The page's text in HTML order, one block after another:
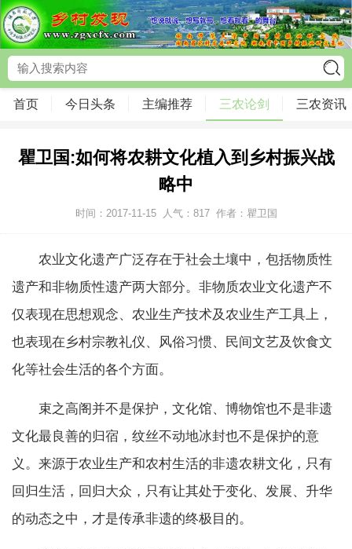
首页 今日头条 主编推荐 三农论剑 三农资讯
瞿卫国:如何将农耕文化植入到乡村振兴战
略中
时间：2017-11-15 人气： 817 作者：瞿卫国
农业文化遗产广泛存在于社会土壤中，包括物质性
遗产和非物质性遗产两大部分。非物质农业文化遗产不
仅表现在思想观念、农业生产技术及农业生产工具上，
也表现在乡村宗教礼仪、风俗习惯、民间文艺及饮食文
化等社会生活的各个方面。
束之高阁并不是保护，文化馆、博物馆也不是非遗
文化最良善的归宿，纹丝不动地冰封也不是保护的意
义。来源于农业生产和农村生活的非遗农耕文化，只有
回归生活，回归大众，只有让其处于变化、发展、升华
的动态之中，才是传承非遗的终极目的。